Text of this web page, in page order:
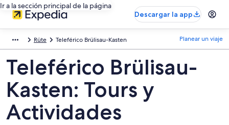
Ir a la sección principal de la página
Descargar la app
Rüte Teleférico Brülisau-Kasten Planear un viaje
Teleférico Brülisau-
Kasten: Tours y
Actividades